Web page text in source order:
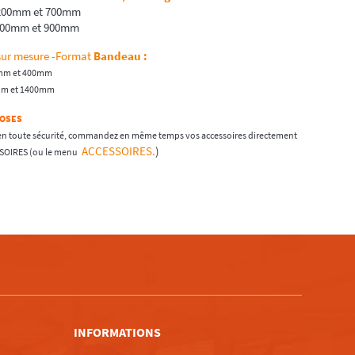
et 700mm
et 900mm
mesure -Format Bandeau :
et 400mm
et 1400mm
toute sécurité, commandez en même temps vos accessoires directement
(ou le menu ACCESSOIRES.)
INFORMATIONS